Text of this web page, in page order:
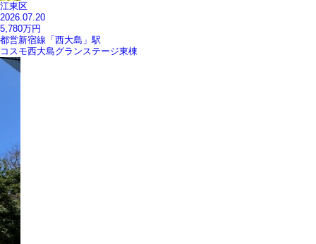
江東区
2026.07.20
5,780万円
都営新宿線「西大島」駅
コスモ西大島グランステージ東棟